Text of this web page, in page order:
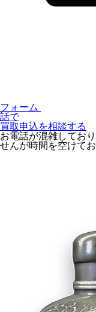
フォーム
話で
買取申込を相談する
お電話が混雑してお
せんが時間を空けて